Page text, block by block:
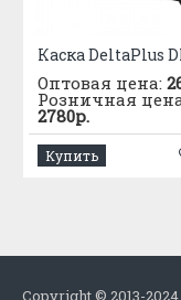
Оптовая цена:
Розничная
2780р.
Купить
Copyright © 2013-